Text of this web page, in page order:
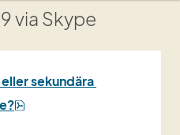
via Skype
sekundära